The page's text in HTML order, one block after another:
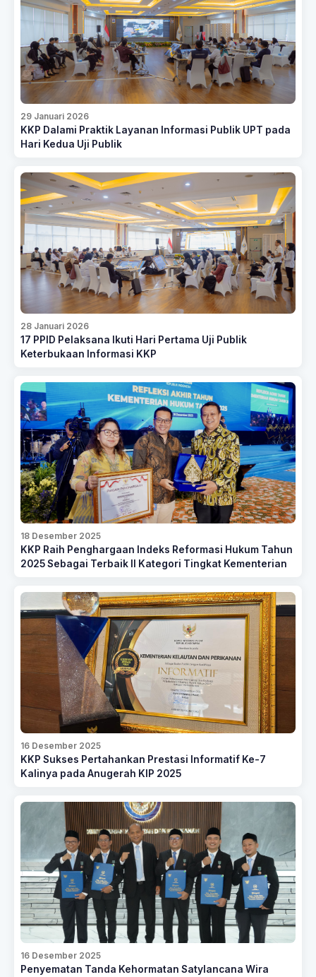
29 Januari 2026
KKP Dalami Praktik Layanan Informasi Publik UPT pada
Hari Kedua Uji Publik
28 Januari 2026
17 PPID Pelaksana Ikuti Hari Pertama Uji Publik
Keterbukaan Informasi KKP
18 Desember 2025
KKP Raih Penghargaan Indeks Reformasi Hukum Tahun
2025 Sebagai Terbaik II Kategori Tingkat Kementerian
16 Desember 2025
KKP Sukses Pertahankan Prestasi Informatif Ke-7
Kalinya pada Anugerah KIP 2025
16 Desember 2025
Penyematan Tanda Kehormatan Satylancana Wira